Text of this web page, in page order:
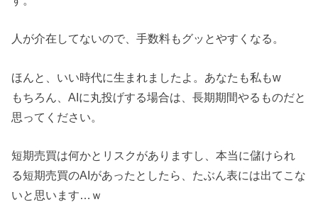
人が介在してないので、手数料もグッとやすくなる。
ほんと、いい時代に生まれましたよ。あなたも私もw
もちろん、AIに丸投げする場合は、長期期間やるものだと
思ってください。
短期売買は何かとリスクがありますし、本当に儲けられ
る短期売買のAIがあったとしたら、たぶん表には出てこな
いと思います…ｗ